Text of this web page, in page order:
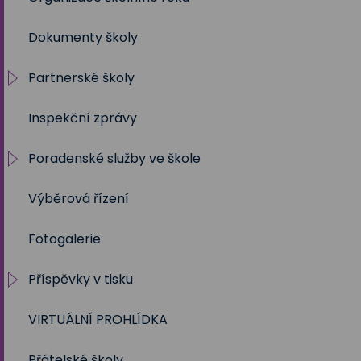
Dokumenty školy
Partnerské školy
Projekty
Inspekční zprávy
Poradenské služby ve škole
Výchovný a kariérní poradce
Metodik prevence
Školní psycholog
Sociální pedagog
Výběrová řízení
Fotogalerie
Příspěvky v tisku
Školní rok 2023 - 2024
VIRTUÁLNÍ PROHLÍDKA